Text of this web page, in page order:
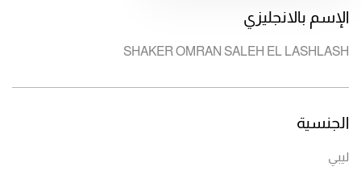
الإسم بالانجليزي
SHAKER OMRAN SALEH EL LASHLASH
الجنسية
ليبي